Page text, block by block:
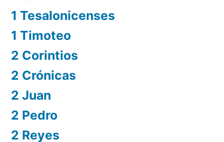
1 Tesalonicenses
1 Timoteo
2 Corintios
2 Crónicas
2 Juan
2 Pedro
2 Reyes